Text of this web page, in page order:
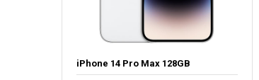
iPhone 14 Pro Max 128GB